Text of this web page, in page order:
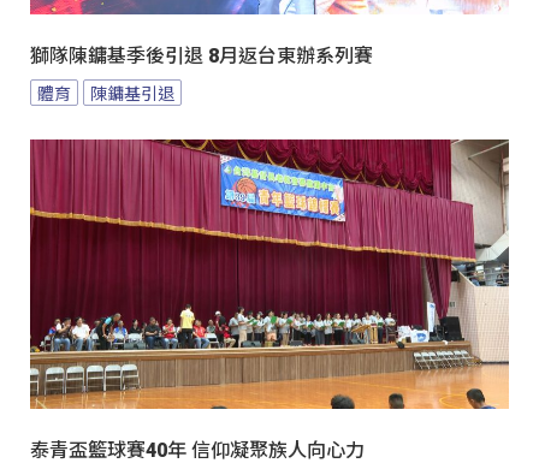
獅隊陳鏞基季後引退 8月返台東辦系列賽
體育 陳鏞基引退
泰青盃籃球賽40年 信仰凝聚族人向心力